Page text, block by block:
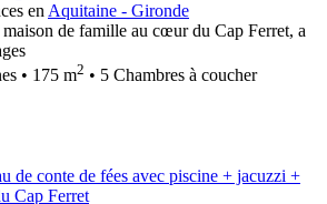
enAquitaine - Gironde
de famille au cœur du Cap Ferret, a
• 175 m2 • 5 Chambres à coucher